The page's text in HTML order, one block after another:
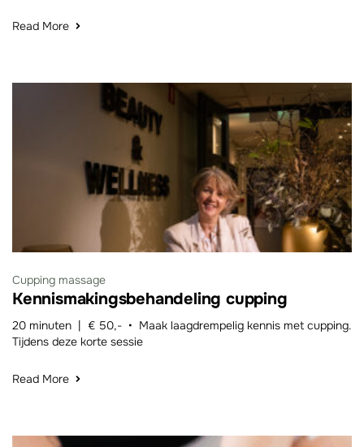
Read More
Cupping massage
Kennismakingsbehandeling cupping
20 minuten | € 50,- • Maak laagdrempelig kennis met cupping.
Tijdens deze korte sessie
Read More